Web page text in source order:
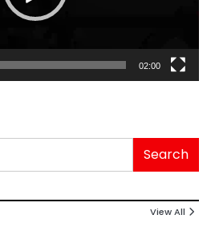
02:00
Search
View All